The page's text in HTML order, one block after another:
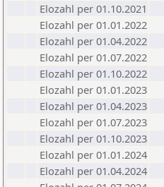
Elozahl per 01.10.2021
Elozahl per 01.01.2022
Elozahl per 01.04.2022
Elozahl per 01.07.2022
Elozahl per 01.10.2022
Elozahl per 01.01.2023
Elozahl per 01.04.2023
Elozahl per 01.07.2023
Elozahl per 01.10.2023
Elozahl per 01.01.2024
Elozahl per 01.04.2024